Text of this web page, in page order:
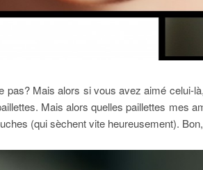
pas? Mais alors si vous avez aimé celui-
Mais alors quelles paillettes mes
(qui sèchent vite heureusement).